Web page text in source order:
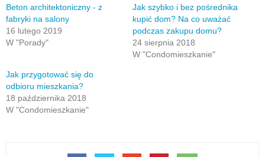
w
nowym
oknie)
Beton architektoniczny - z
fabryki na salony
16 lutego 2019
W "Porady"
Jak szybko i bez pośrednika
kupić dom? Na co uważać
podczas zakupu domu?
24 sierpnia 2018
W "Condomieszkanie"
Jak przygotować się do
odbioru mieszkania?
18 października 2018
W "Condomieszkanie"